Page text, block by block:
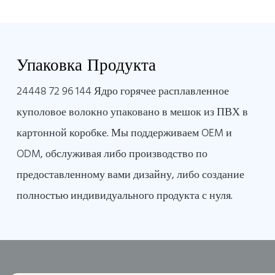
Упаковка Продукта
24448 72 96 144 Ядро горячее расплавленное
куполовое волокно упаковано в мешок из ПВХ в
картонной коробке. Мы поддерживаем OEM и
ODM, обслуживая либо производство по
предоставленному вами дизайну, либо создание
полностью индивидуального продукта с нуля.